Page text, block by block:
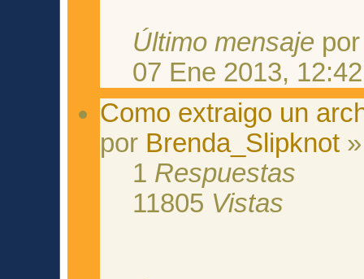
Último mensaje
07 Ene 2013, 12:42
Como extraigo un
por Brenda_Slipknot
1 Respuestas
11805 Vistas